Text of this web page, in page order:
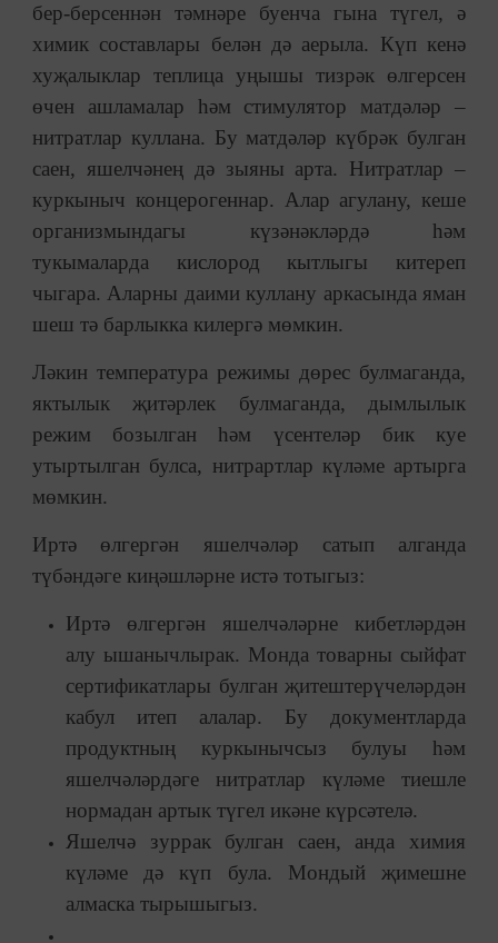
бер-берсеннән тәмнәре буенча гына түгел, ә
химик составлары белән дә аерыла. Күп кенә
хуҗалыклар теплица уңышы тизрәк өлгерсен
өчен ашламалар һәм стимулятор матдәләр –
нитратлар куллана. Бу матдәләр күбрәк булган
саен, яшелчәнең дә зыяны арта. Нитратлар –
куркыныч концерогеннар. Алар агулану, кеше
организмындагы күзәнәкләрдә һәм
тукымаларда кислород кытлыгы китереп
чыгара. Аларны даими куллану аркасында яман
шеш тә барлыкка килергә мөмкин.
Ләкин температура режимы дөрес булмаганда,
яктылык җитәрлек булмаганда, дымлылык
режим бозылган һәм үсентеләр бик куе
утыртылган булса, нитрартлар күләме артырга
мөмкин.
Иртә өлгергән яшелчәләр сатып алганда
түбәндәге киңәшләрне истә тотыгыз:
Иртә өлгергән яшелчәләрне кибетләрдән
алу ышанычлырак. Монда товарны сыйфат
сертификатлары булган җитештерүчеләрдән
кабул итеп алалар. Бу документларда
продуктның куркынычсыз булуы һәм
яшелчәләрдәге нитратлар күләме тиешле
нормадан артык түгел икәне күрсәтелә.
Яшелчә зуррак булган саен, анда химия
күләме дә күп була. Мондый җимешне
алмаска тырышыгыз.